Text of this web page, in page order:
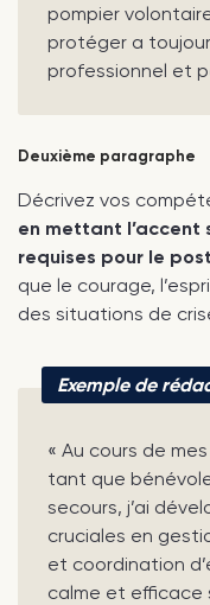
pompier
protéger a
professionnel et
Deuxième paragraphe
Décrivez vos
en mettant l’accent
requises pour le
que le courage,
des situations de
Exemple de
« Au cours de
tant que
secours, j’ai
cruciales en
et coordination
calme et efficace